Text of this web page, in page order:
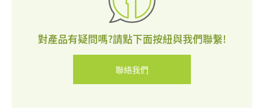
對產品有疑問嗎?請點下面按紐與我們聯繫!
聯絡我們